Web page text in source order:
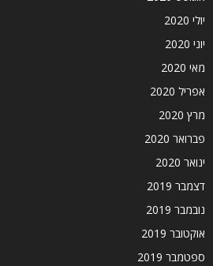
יולי 2020
יוני 2020
מאי 2020
אפריל 2020
מרץ 2020
פברואר 2020
ינואר 2020
דצמבר 2019
נובמבר 2019
אוקטובר 2019
ספטמבר 2019